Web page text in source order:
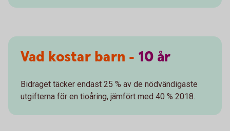
Vad kostar barn - 10 år
Bidraget täcker endast 25 % av de nödvändigaste
utgifterna för en tioåring, jämfört med 40 % 2018.